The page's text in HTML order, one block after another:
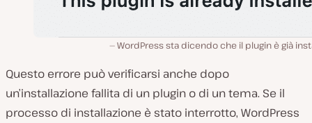
WordPress sta dicendo che il plugin è già
Questo errore può verificarsi anche dopo
un’installazione fallita di un plugin o di un tema. Se il
processo di installazione è stato interrotto, WordPress